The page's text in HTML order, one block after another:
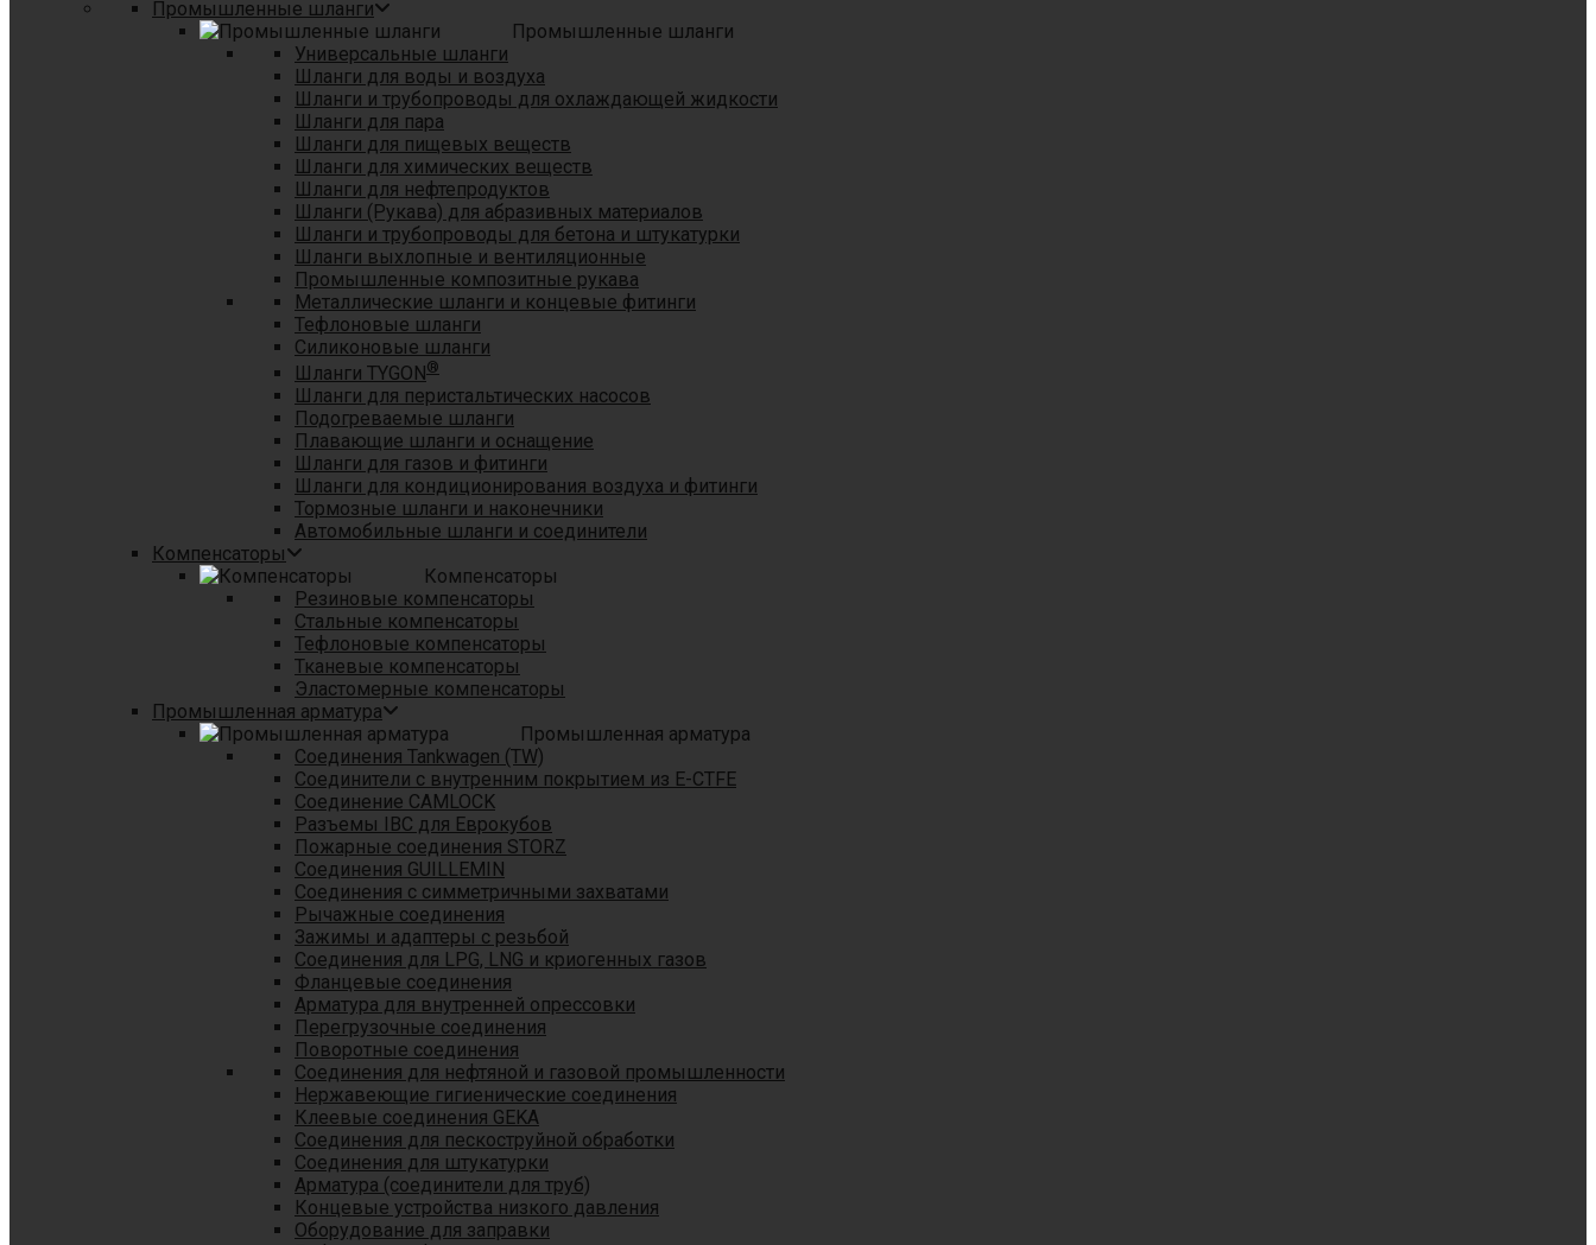
Промышленные шланги
Промышленные шланги
Универсальные шланги
Шланги для воды и воздуха
Шланги и трубопроводы для охлаждающей жидкости
Шланги для пара
Шланги для пищевых веществ
Шланги для химических веществ
Шланги для нефтепродуктов
Шланги (Рукава) для абразивных материалов
Шланги и трубопроводы для бетона и штукатурки
Шланги выхлопные и вентиляционные
Промышленные композитные рукава
Металлические шланги и концевые фитинги
Тефлоновые шланги
Силиконовые шланги
Шланги TYGON®
Шланги для перистальтических насосов
Подогреваемые шланги
Плавающие шланги и оснащение
Шланги для газов и фитинги
Шланги для кондиционирования воздуха и фитинги
Тормозные шланги и наконечники
Автомобильные шланги и соединители
Компенсаторы
Компенсаторы
Резиновые компенсаторы
Стальные компенсаторы
Тефлоновые компенсаторы
Тканевые компенсаторы
Эластомерные компенсаторы
Промышленная арматура
Промышленная арматура
Соединения Tankwagen (TW)
Соединители с внутренним покрытием из E-CTFE
Соединение CAMLOCK
Разъемы IBC для Еврокубов
Пожарные соединения STORZ
Соединения GUILLEMIN
Соединения с симметричными захватами
Рычажные соединения
Зажимы и адаптеры с резьбой
Соединения для LPG, LNG и криогенных газов
Фланцевые соединения
Арматура для внутренней опрессовки
Перегрузочные соединения
Поворотные соединения
Соединения для нефтяной и газовой промышленности
Нержавеющие гигиенические соединения
Клеевые соединения GEKA
Соединения для пескоструйной обработки
Cоединения для штукатурки
Арматура (соединители для труб)
Концевые устройства низкого давления
Оборудование для заправки